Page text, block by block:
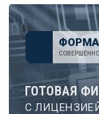
ФОРМА
ГОТОВАЯ
С